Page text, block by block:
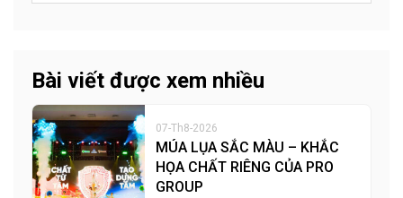
Bài viết được xem nhiều
07-Th8-2026
MÚA LỤA SẮC MÀU – KHẮC
HỌA CHẤT RIÊNG CỦA PRO
GROUP